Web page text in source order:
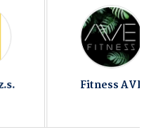
Nástroje plus s.r.o.